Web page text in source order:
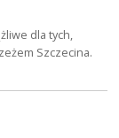
dla tych,
Szczecina.